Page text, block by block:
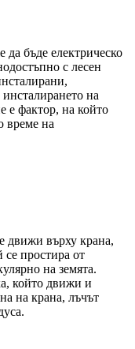
да бъде електрическо
с лесен
на
е фактор, на който
време на
движи върху крана,
се простира от
на земята.
който движи и
на крана, лъчът